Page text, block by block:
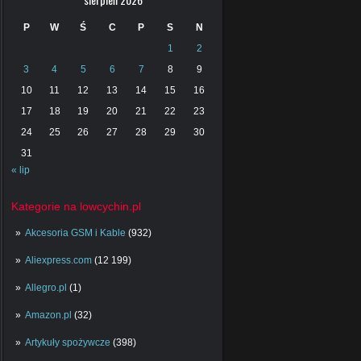
P W Ś C P S
N
1
2
3
4 5 6 7 8
9
10
11 12 13 14 15
16
17
18 19 20 21 22
23
24
25 26 27 28 29
30
31
« lip
Kategorie na lowcychin.pl
Akcesoria GSM i Kable (932)
Aliexpress.com (12 199)
Allegro.pl (1)
Amazon.pl (32)
Artykuły spożywcze (398)